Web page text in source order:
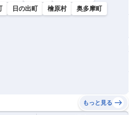
日の出町 檜原村 奥多摩町
もっと見る